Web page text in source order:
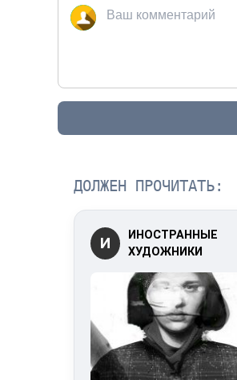
ДОЛЖЕН ПРОЧИТАТЬ:
И
ИНОСТРАННЫЕ
ХУДОЖНИКИ